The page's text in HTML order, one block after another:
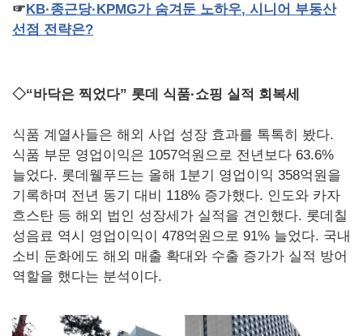
☞KB·종근당·KPMG가 숨겨둔 노하우, 시니어 부동산
선점 전략은?
◇“바닥은 찍었다” 롯데 식품·쇼핑 실적 회복세
식품 계열사들은 해외 사업 성장 효과를 톡톡히 봤다.
식품 부문 영업이익은 1057억원으로 전년보다 63.6%
늘었다. 롯데웰푸드는 올해 1분기 영업이익 358억원을
기록하며 전년 동기 대비 118% 증가했다. 인도와 카자
흐스탄 등 해외 법인 성장세가 실적을 견인했다. 롯데칠
성음료 역시 영업이익이 478억원으로 91% 늘었다. 국내
소비 둔화에도 해외 매출 확대와 수출 증가가 실적 방어
역할을 했다는 분석이다.